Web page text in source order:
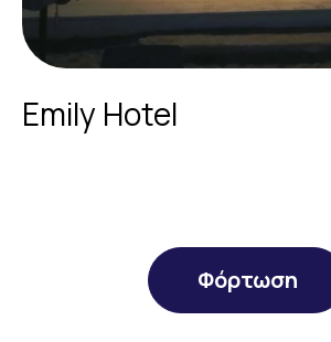
Emily Hotel
Φόρτωση